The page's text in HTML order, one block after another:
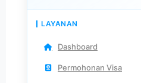
LAYANAN
Dashboard
Permohonan Visa